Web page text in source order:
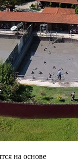
на основе